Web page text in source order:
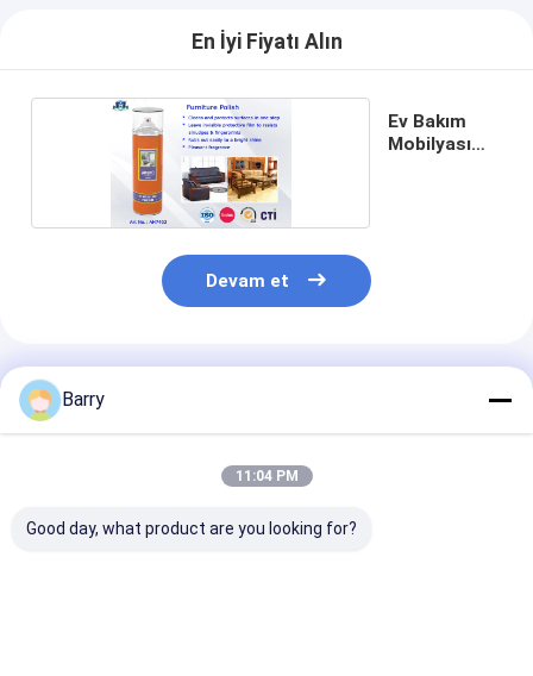
En İyi Fiyatı Alın
Ev Bakım
Mobilyası
Devam et
Önerilen Ürünler
Barry
11:04 PM
Good day, what product are you looking for?